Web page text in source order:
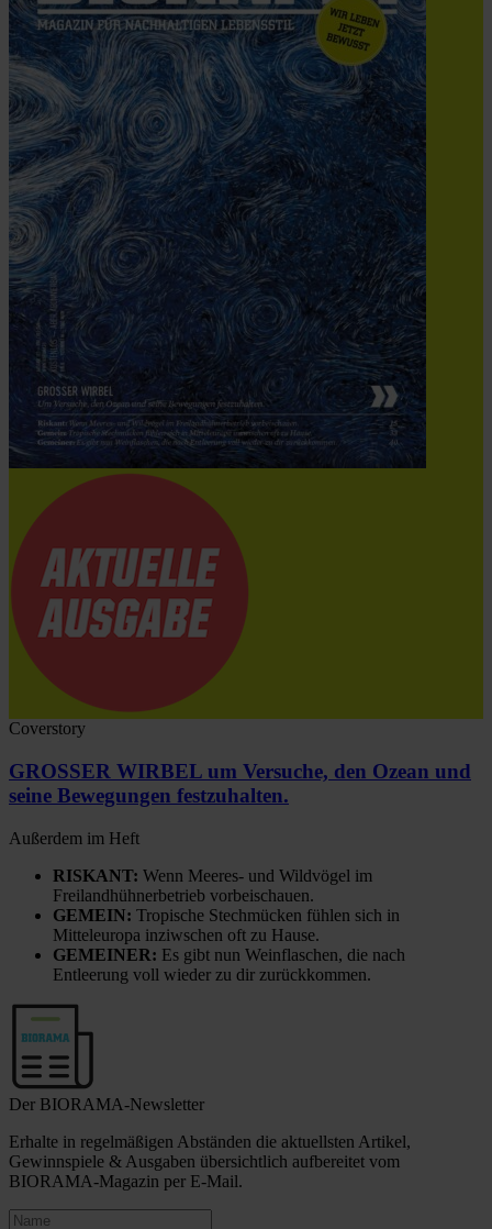
Coverstory
GROSSER WIRBEL um Versuche, den Ozean und
seine Bewegungen festzuhalten.
Außerdem im Heft
RISKANT: Wenn Meeres- und Wildvögel im
Freilandhühnerbetrieb vorbeischauen.
GEMEIN: Tropische Stechmücken fühlen sich in
Mitteleuropa inziwschen oft zu Hause.
GEMEINER: Es gibt nun Weinflaschen, die nach
Entleerung voll wieder zu dir zurückkommen.
Der BIORAMA-Newsletter
Erhalte in regelmäßigen Abständen die aktuellsten Artikel,
Gewinnspiele & Ausgaben übersichtlich aufbereitet vom
BIORAMA-Magazin per E-Mail.